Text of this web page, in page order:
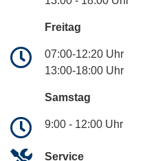
Freitag
07:00-12:20 Uhr
13:00-18:00 Uhr
Samstag
9:00 - 12:00 Uhr
Service